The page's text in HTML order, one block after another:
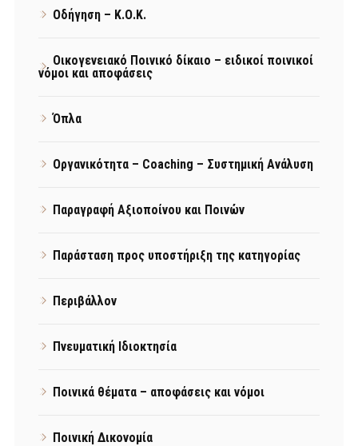
Οδήγηση – Κ.Ο.Κ.
Οικογενειακό Ποινικό δίκαιο – ειδικοί ποινικοί
νόμοι και αποφάσεις
Όπλα
Οργανικότητα – Coaching – Συστημική Ανάλυση
Παραγραφή Αξιοποίνου και Ποινών
Παράσταση προς υποστήριξη της κατηγορίας
Περιβάλλον
Πνευματική Ιδιοκτησία
Ποινικά θέματα – αποφάσεις και νόμοι
Ποινική Δικονομία